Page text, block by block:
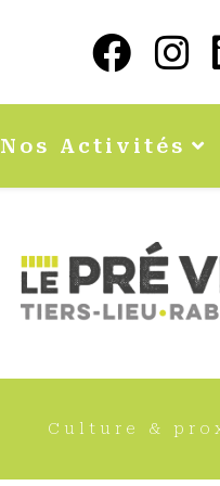
Nos Activités
Culture &